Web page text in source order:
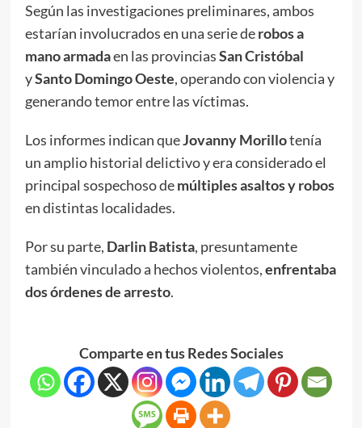
Según las investigaciones preliminares, ambos
estarían involucrados en una serie derobos a
mano armadaen las provinciasSan Cristóbal
ySanto Domingo Oeste, operando con violencia y
generando temor entre las víctimas.
Los informes indican queJovanny Morillotenía
un amplio historial delictivo y era considerado el
principal sospechoso demúltiples asaltos y robos
en distintas localidades.
Por su parte, Darlin Batista, presuntamente
también vinculado a hechos violentos,enfrentaba
dos órdenes de arresto.
Comparte en tus Redes Sociales